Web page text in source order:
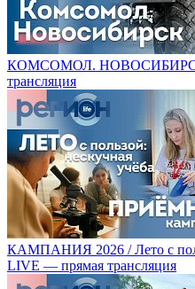
КОМСОМОЛ.
трансляция
КАМПАНИЯ 2026 / Лето с
LIVE — прямая трансляция